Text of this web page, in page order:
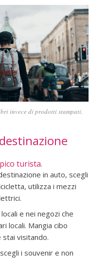
invece di prodotti stampati.
turista.
in auto, scegli
utilizza i mezzi
e nei negozi che
locali. Mangia cibo
stai visitando.
i souvenir e non